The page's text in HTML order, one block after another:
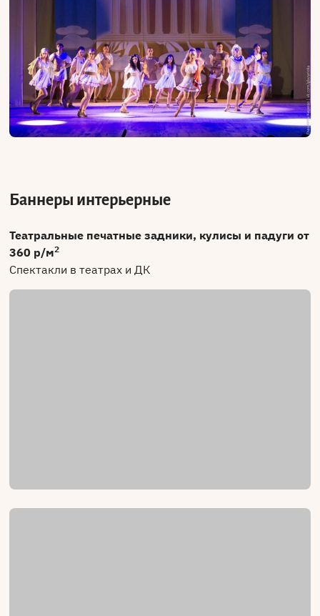
Баннеры интерьерные
Театральные печатные задники, кулисы и падуги от
360 р/м2
Спектакли в театрах и ДК